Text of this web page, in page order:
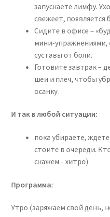
запускаете лимфу.
свежеет, появляется
Сидите в офисе –
мини-упражнениями,
суставы от боли.
Готовите завтрак –
шеи и плеч, чтобы
осанку.
И так в любой ситуации:
пока убираете,
стоите в очереди.
скажем - хитро)
Программа:
Утро (заряжаем свой день,